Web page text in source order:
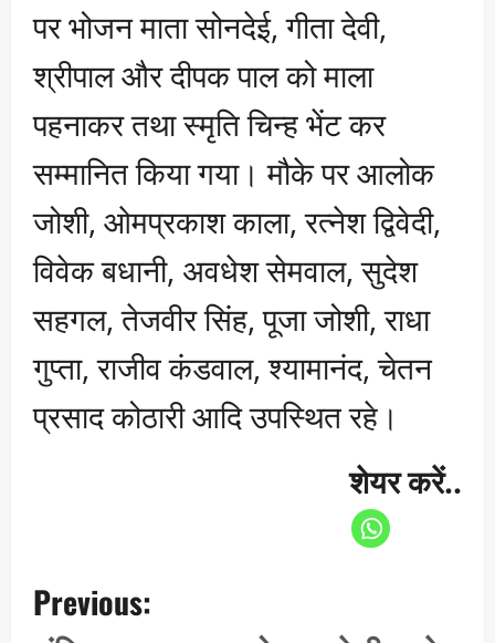
पर भोजन माता सोनदेई, गीता देवी,
श्रीपाल और दीपक पाल को माला
पहनाकर तथा स्मृति चिन्ह भेंट कर
सम्मानित किया गया। मौके पर आलोक
जोशी, ओमप्रकाश काला, रत्नेश द्विवेदी,
विवेक बधानी, अवधेश सेमवाल, सुदेश
सहगल, तेजवीर सिंह, पूजा जोशी, राधा
गुप्ता, राजीव कंडवाल, श्यामानंद, चेतन
प्रसाद कोठारी आदि उपस्थित रहे।
शेयर करें..
o
Previous: